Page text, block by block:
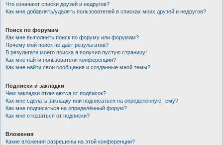
Что означают списки друзей и недругов?
Как мне добавлять/удалять пользователей в списках моих друзей и недругов?
Поиск по форумам
Как мне выполнить поиск по форуму или форумам?
Почему мой поиск не даёт результатов?
В результате моего поиска я получил пустую страницу!
Как мне найти пользователя конференции?
Как мне найти свои сообщения и созданные мной темы?
Подписки и закладки
Чем закладки отличаются от подписок?
Как мне сделать закладку или подписаться на определённую тему?
Как мне подписаться на определённый форум?
Как мне отказаться от подписки?
Вложения
Какие вложения разрешены на этой конференции?